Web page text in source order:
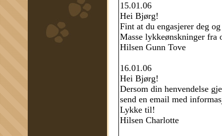
15.01.06
Hei Bjørg!
Fint at du engasjerer deg
Masse lykkeønskninger fra
Hilsen Gunn Tove
16.01.06
Hei Bjørg!
Dersom din henvendelse
send en email med
Lykke til!
Hilsen Charlotte